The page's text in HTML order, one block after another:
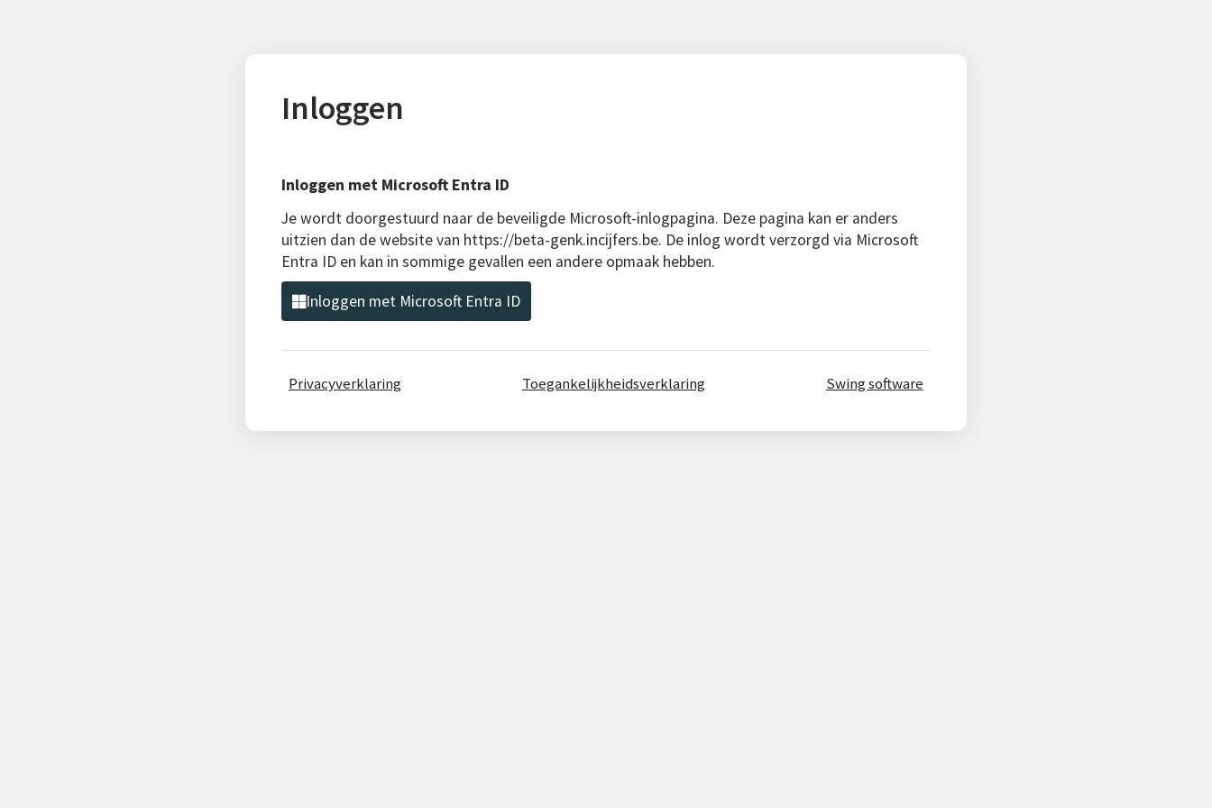
Inloggen
Inloggen met Microsoft Entra ID
Je wordt doorgestuurd naar de beveiligde Microsoft-inlogpagina. Deze pagina kan er anders
uitzien dan de website van https://beta-genk.incijfers.be. De inlog wordt verzorgd via Microsoft
Entra ID en kan in sommige gevallen een andere opmaak hebben.
Inloggen met Microsoft Entra ID
Privacyverklaring Toegankelijkheidsverklaring Swing software